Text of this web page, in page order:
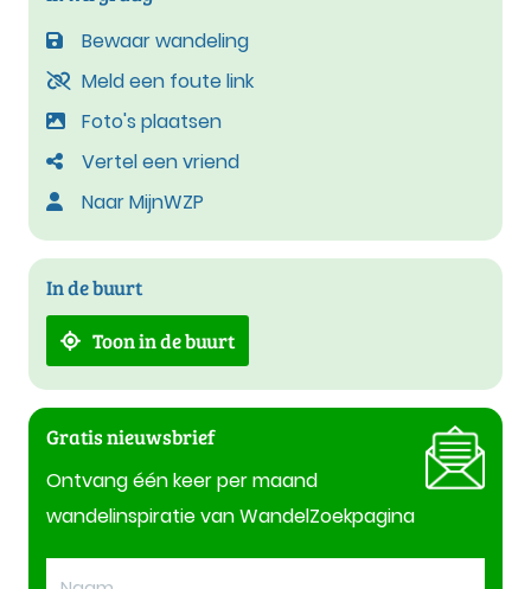
Bewaar wandeling
Meld een foute link
Foto's plaatsen
Vertel een vriend
Naar MijnWZP
In de buurt
Toon in de buurt
Gratis nieuwsbrief
Ontvang één keer per maand
wandelinspiratie van WandelZoekpagina